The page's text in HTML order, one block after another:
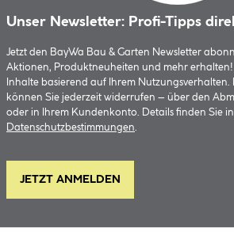
Unser Newsletter: Profi-Tipps
Jetzt den BayWa Bau & Garten Newsletter
Aktionen, Produktneuheiten und mehr
Inhalte basierend auf Ihrem Nutzungsverhalten.
können Sie jederzeit widerrufen – über den
oder in Ihrem Kundenkonto. Details finden Sie
Datenschutzbestimmungen
JETZT ANMELDEN